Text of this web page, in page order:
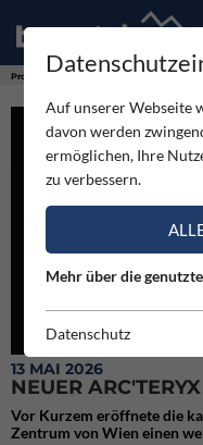
Produkte
13 MAI 2026
NEUER
Vor Kurzem eröffnete die
Zentrum von Wien einen
Auf unserer Webseite
davon werden
ermöglichen, Ihre
zu verbessern.
Mehr über die
Datenschutz